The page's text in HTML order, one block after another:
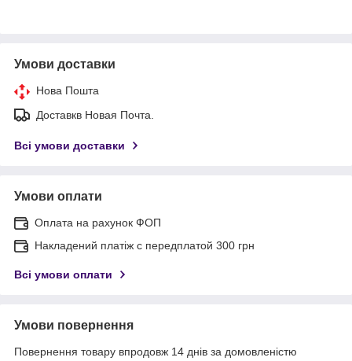
Умови доставки
Нова Пошта
Доставкв Новая Почта.
Всі умови доставки
Умови оплати
Оплата на рахунок ФОП
Накладений платіж с передплатой 300 грн
Всі умови оплати
Умови повернення
Повернення товару впродовж 14 днів за домовленістю